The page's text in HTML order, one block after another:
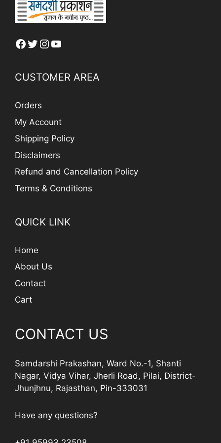
Facebook
Twitter
Instagram
YouTube
CUSTOMER AREA
Orders
My Account
Shipping Policy
Disclaimers
Refund and Cancellation Policy
Terms & Conditions
QUICK LINK
Home
About Us
Contact
Cart
CONTACT US
Samdarshi Prakashan, Ward No.-1, Shanti
Nagar, Vidya Vihar, Jherli Road, Pilai, District-
Jhunjhnu, Rajasthan, Pin-333031
Have any questions?